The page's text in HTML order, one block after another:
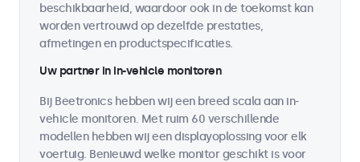
beschikbaarheid, waardoor ook in de toekomst kan
worden vertrouwd op dezelfde prestaties,
afmetingen en productspecificaties.
Uw partner in in-vehicle monitoren
Bij Beetronics hebben wij een breed scala aan in-
vehicle monitoren. Met ruim 60 verschillende
modellen hebben wij een displayoplossing voor elk
voertuig. Benieuwd welke monitor geschikt is voor